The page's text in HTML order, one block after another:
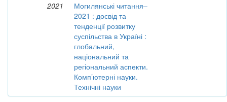
2021
Могилянські читання–
2021 : досвід та
тенденції розвитку
суспільства в Україні :
глобальний,
національний та
регіональний аспекти.
Комп’ютерні науки.
Технічні науки